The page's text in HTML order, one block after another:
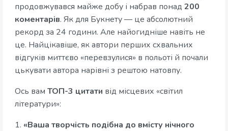
продовжувався майже добу і набрав понад 200
коментарів. Як для Букнету — це абсолютний
рекорд за 24 години. Але найогидніше навіть не
це. Найцікавіше, як автори перших схвальних
відгуків миттєво «перевзулися» в польоті й почали
цькувати автора нарівні з рештою натовпу.
Ось вам ТОП-3 цитати від місцевих «світил
літератури»:
1. «Ваша творчість подібна до вмісту нічного